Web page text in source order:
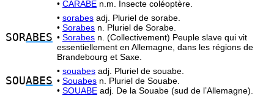
• CARABE n.m. Insecte coléoptère.
SORABES
• sorabes adj. Pluriel de sorabe.
• Sorabes n. Pluriel de Sorabe.
• Sorabes n. (Collectivement) Peuple slave qui vit
essentiellement en Allemagne, dans les régions de
Brandebourg et Saxe.
SOUABES
• souabes adj. Pluriel de souabe.
• Souabes n. Pluriel de Souabe.
• SOUABE adj. De la Souabe (sud de l’Allemagne).